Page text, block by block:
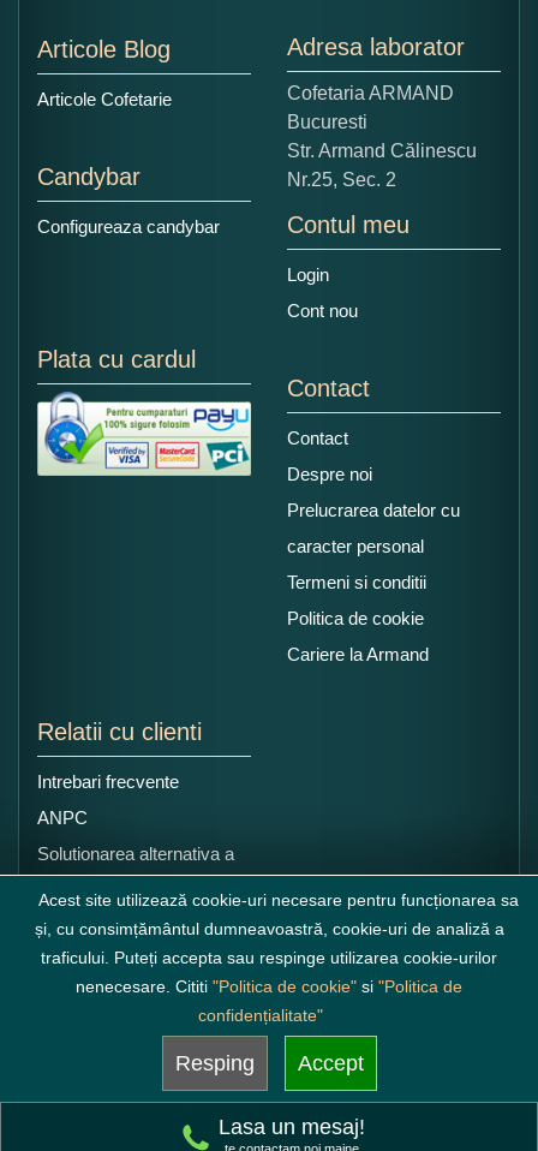
Copiati alaturi numarul din imagine:
Articole Blog
Articole Cofetarie
Candybar
Configureaza candybar
Adresa laborator
Cofetaria ARMAND
Bucuresti
Str. Armand Călinescu
Nr.25, Sec. 2
Contul meu
Login
Cont nou
Plata cu cardul
Contact
Contact
Despre noi
Prelucrarea datelor cu
caracter personal
Termeni si conditii
Politica de cookie
Cariere la Armand
Relatii cu clienti
Intrebari frecvente
ANPC
Solutionarea alternativa a
litigiilor
Acest site utilizează cookie-uri necesare pentru funcționarea sa
și, cu consimțământul dumneavoastră, cookie-uri de analiză a
traficului. Puteți accepta sau respinge utilizarea cookie-urilor
nenecesare. Cititi "Politica de cookie" si "Politica de
confidențialitate"
Resping Accept
Lasa un mesaj!